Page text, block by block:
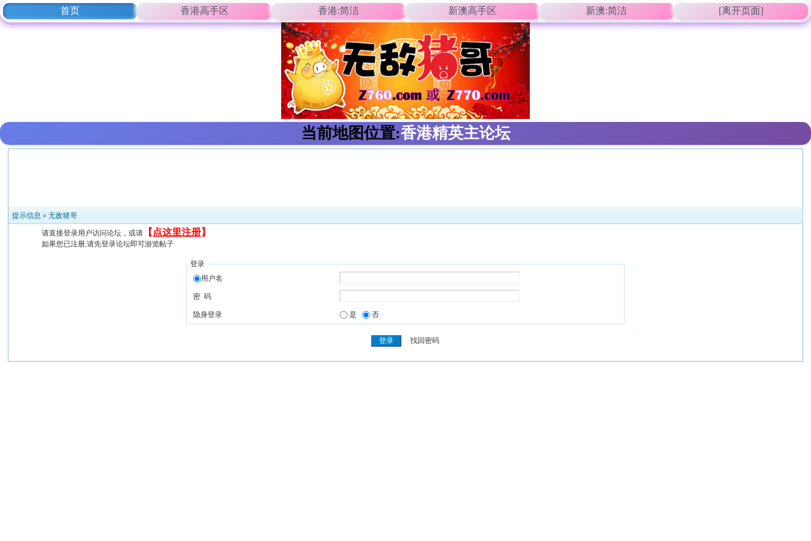
首页 香港高手区 香港:简洁 新澳高手区 新澳:简洁 [离开页面]
当前地图位置:香港精英主论坛
提示信息 »无敌猪哥
请直接登录用户访问论坛，或请 【 点这里注册】
如果您已注册,请先登录论坛即可游览帖子
登录
用户名
密 码
隐身登录 是 否
找回密码